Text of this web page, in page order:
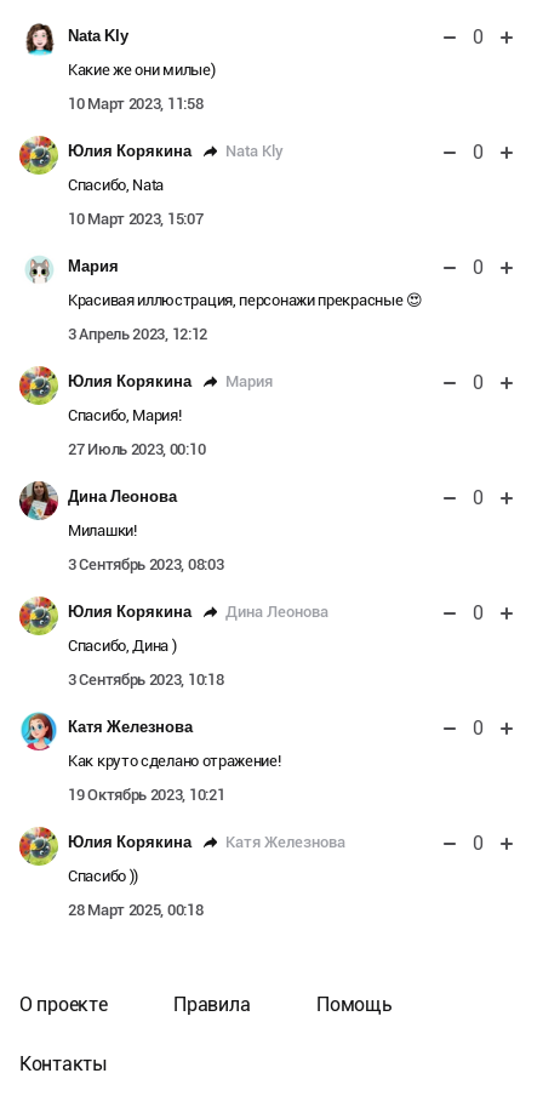
Nata Kly 0
Какие же они милые)
10 Март 2023, 11:58
Юлия Корякина Nata Kly 0
Спасибо, Nata
10 Март 2023, 15:07
Мария 0
Красивая иллюстрация, персонажи прекрасные 😍
3 Апрель 2023, 12:12
Юлия Корякина Мария 0
Спасибо, Мария!
27 Июль 2023, 00:10
Дина Леонова 0
Милашки!
3 Сентябрь 2023, 08:03
Юлия Корякина Дина Леонова 0
Спасибо, Дина )
3 Сентябрь 2023, 10:18
Катя Железнова 0
Как круто сделано отражение!
19 Октябрь 2023, 10:21
Юлия Корякина Катя Железнова 0
Спасибо ))
28 Март 2025, 00:18
О проекте Правила Помощь
Контакты